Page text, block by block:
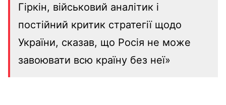
Гіркін, військовий аналітик і
постійний критик стратегії щодо
України, сказав, що Росія не може
завоювати всю країну без неї»